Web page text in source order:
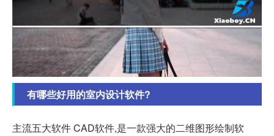
有哪些好用的室内设计软件?
主流五大软件 CAD软件,是一款强大的二维图形绘制软